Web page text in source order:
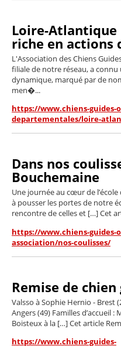
Loire-Atlantique
riche en actions
L'Association des Chiens
filiale de notre réseau, a
dynamique, marqué par de
men�...
https://www.chiens-guides-
departementales/loire-
Dans nos
Bouchemaine
Une journée au cœur de
à pousser les portes de notre
rencontre de celles et […] Cet
https://www.chiens-
association/nos-coulisses/
Remise de chien
Valsso à Sophie Hernio - Brest
Angers (49) Familles d’accueil
Boisteux à la […] Cet article
https://www.chiens-guides-